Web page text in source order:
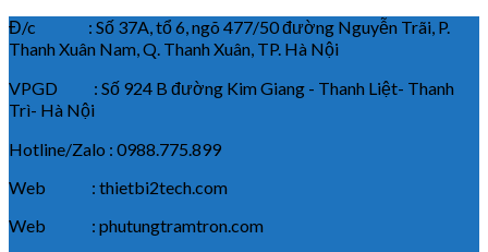
Đ/c : Số 37A, tổ 6, ngõ 477/50 đường Nguyễn Trãi, P.
Thanh Xuân Nam, Q. Thanh Xuân, TP. Hà Nội
VPGD : Số 924 B đường Kim Giang - Thanh Liệt- Thanh
Trì- Hà Nội
Hotline/Zalo : 0988.775.899
Web : thietbi2tech.com
Web : phutungtramtron.com